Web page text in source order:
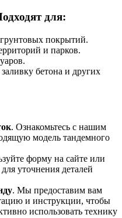
для:
покрытий.
и парков.
бетона и других
. Ознакомьтесь с нашим
модель тандемного
форму на сайте или
уточнения деталей
. Мы предоставим вам
и инструкции, чтобы
использовать технику